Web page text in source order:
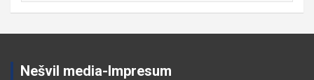
Nešvil media-Impresum